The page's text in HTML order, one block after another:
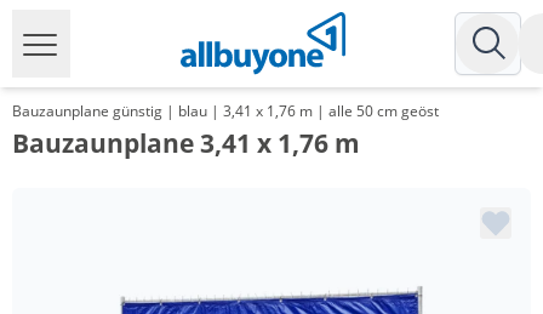
Bauzaunplane günstig | blau | 3,41 x 1,76 m | alle 50 cm geöst
Bauzaunplane 3,41 x 1,76 m